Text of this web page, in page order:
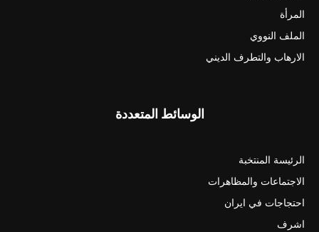
المرأة
الملف النووي
الارهاب والتطرف الديني
الوسائط المتعددة
الرئيسة المنتخبة
الاجتماعات والمظاهرات
احتجاجات في ايران
اشرف